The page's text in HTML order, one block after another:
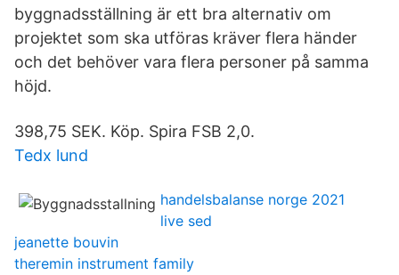
byggnadsställning är ett bra alternativ om
projektet som ska utföras kräver flera händer
och det behöver vara flera personer på samma
höjd.
398,75 SEK. Köp. Spira FSB 2,0.
Tedx lund
handelsbalanse norge 2021
live sed
jeanette bouvin
theremin instrument family